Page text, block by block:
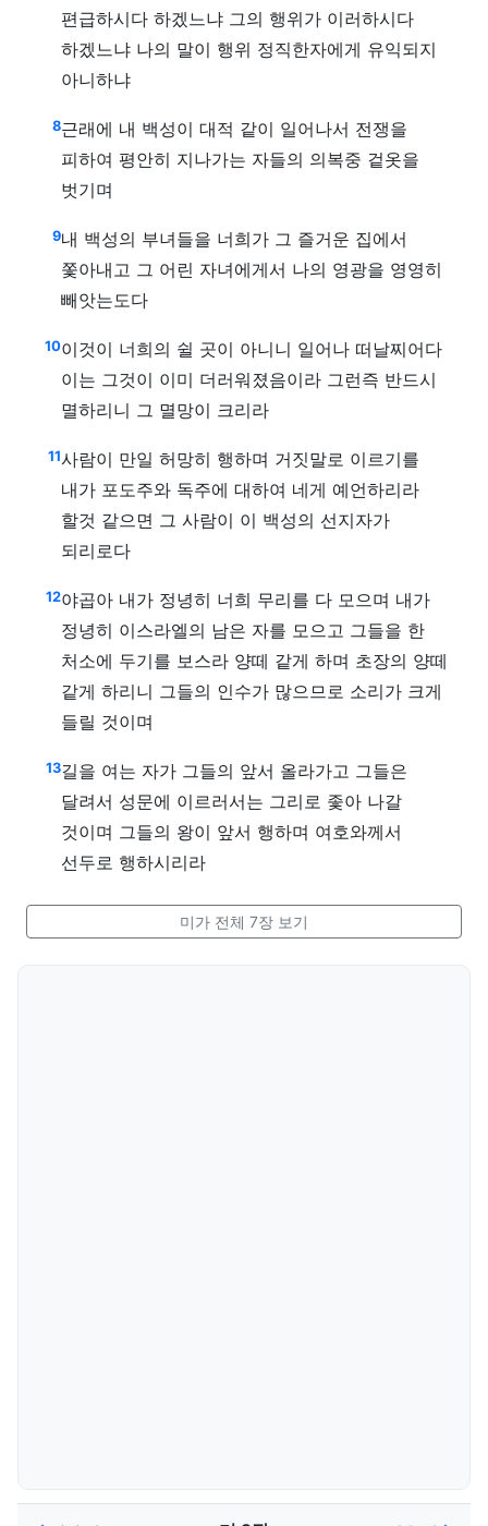
편급하시다 하겠느냐 그의 행위가 이러하시다
하겠느냐 나의 말이 행위 정직한자에게 유익되지
아니하냐
8근래에 내 백성이 대적 같이 일어나서 전쟁을
피하여 평안히 지나가는 자들의 의복중 겉옷을
벗기며
9내 백성의 부녀들을 너희가 그 즐거운 집에서
쫓아내고 그 어린 자녀에게서 나의 영광을 영영히
빼앗는도다
10이것이 너희의 쉴 곳이 아니니 일어나 떠날찌어다
이는 그것이 이미 더러워졌음이라 그런즉 반드시
멸하리니 그 멸망이 크리라
11사람이 만일 허망히 행하며 거짓말로 이르기를
내가 포도주와 독주에 대하여 네게 예언하리라
할것 같으면 그 사람이 이 백성의 선지자가
되리로다
12야곱아 내가 정녕히 너희 무리를 다 모으며 내가
정녕히 이스라엘의 남은 자를 모으고 그들을 한
처소에 두기를 보스라 양떼 같게 하며 초장의 양떼
같게 하리니 그들의 인수가 많으므로 소리가 크게
들릴 것이며
13길을 여는 자가 그들의 앞서 올라가고 그들은
달려서 성문에 이르러서는 그리로 좇아 나갈
것이며 그들의 왕이 앞서 행하며 여호와께서
선두로 행하시리라
미가 전체 7장 보기